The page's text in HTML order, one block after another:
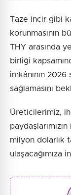
Taze incir gibi
korunmasının
THY arasında
birliği
imkânının 2026
sağlamasını
Üreticilerimiz,
milyon dolarlık
ulaşacağımıza